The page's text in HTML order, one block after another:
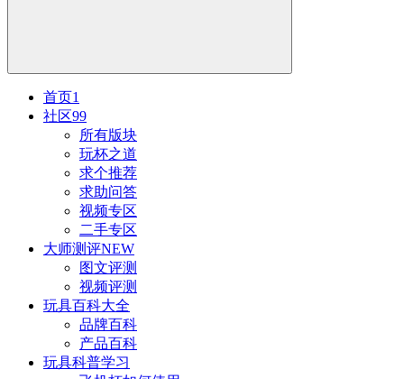
首页1
社区99
所有版块
玩杯之道
求个推荐
求助问答
视频专区
二手专区
大师测评NEW
图文评测
视频评测
玩具百科大全
品牌百科
产品百科
玩具科普学习